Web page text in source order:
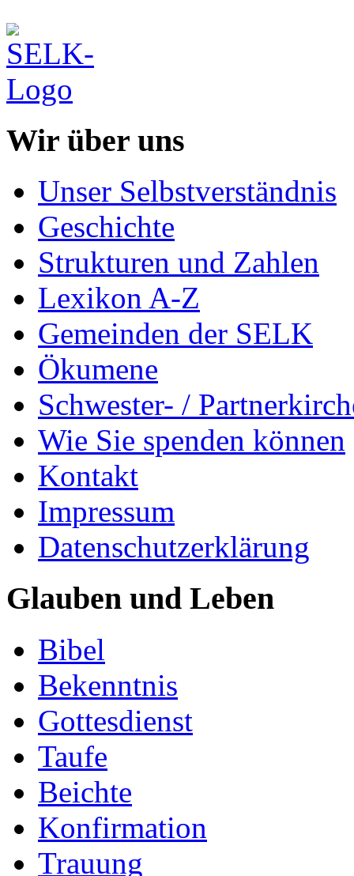
Wir über uns
Unser Selbstverständnis
Geschichte
Strukturen und Zahlen
Lexikon A-Z
Gemeinden der SELK
Ökumene
Schwester- /
Wie Sie spenden können
Kontakt
Impressum
Datenschutzerklärung
Glauben und Leben
Bibel
Bekenntnis
Gottesdienst
Taufe
Beichte
Konfirmation
Trauung